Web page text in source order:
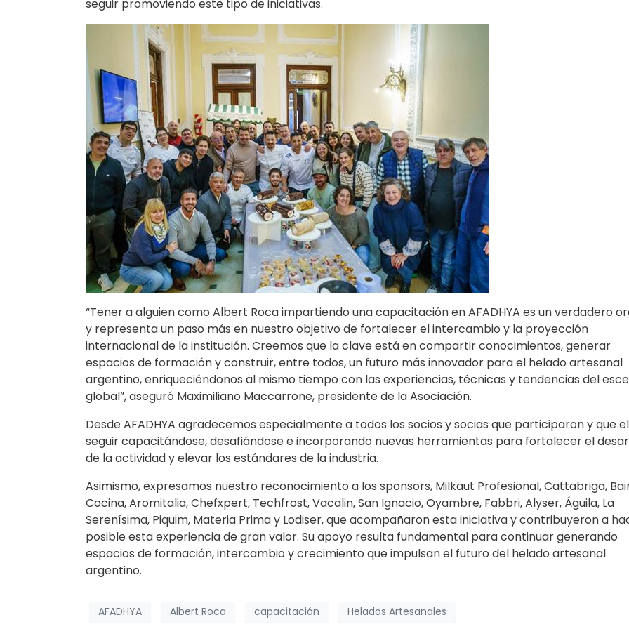
seguir promoviendo este tipo de iniciativas.
“Tener a alguien como Albert Roca impartiendo una capacitación en AFADHYA es un verdadero
y representa un paso más en nuestro objetivo de fortalecer el intercambio y la proyección
internacional de la institución. Creemos que la clave está en compartir conocimientos, generar
espacios de formación y construir, entre todos, un futuro más innovador para el helado artesanal
argentino, enriqueciéndonos al mismo tiempo con las experiencias, técnicas y tendencias del
global”, aseguró Maximiliano Maccarrone, presidente de la Asociación.
Desde AFADHYA agradecemos especialmente a todos los socios y socias que participaron y que
seguir capacitándose, desafiándose e incorporando nuevas herramientas para fortalecer el
de la actividad y elevar los estándares de la industria.
Asimismo, expresamos nuestro reconocimiento a los sponsors, Milkaut Profesional, Cattabriga,
Cocina, Aromitalia, Chefxpert, Techfrost, Vacalin, San Ignacio, Oyambre, Fabbri, Alyser, Águila, La
Serenísima, Piquim, Materia Prima y Lodiser, que acompañaron esta iniciativa y contribuyeron a
posible esta experiencia de gran valor. Su apoyo resulta fundamental para continuar generando
espacios de formación, intercambio y crecimiento que impulsan el futuro del helado artesanal
argentino.
AFADHYA Albert Roca capacitación Helados Artesanales